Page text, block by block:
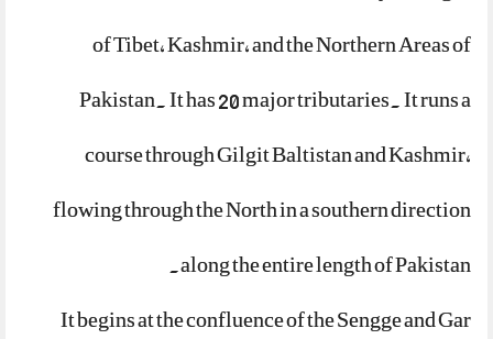
of Tibet, Kashmir, and the Northern Areas of
Pakistan. It has 20 major tributaries. It runs a
course through Gilgit Baltistan and Kashmir,
flowing through the North in a southern direction
along the entire length of Pakistan.
It begins at the confluence of the Sengge and Gar